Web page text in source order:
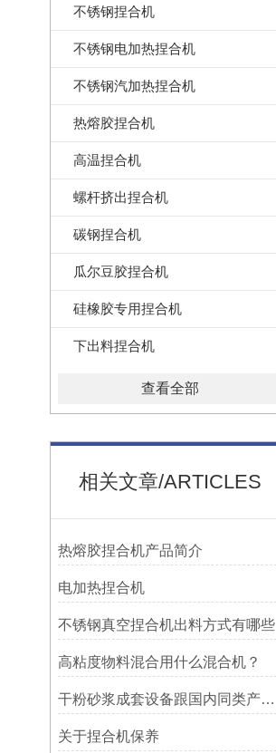
不锈钢捏合机
不锈钢电加热捏合机
不锈钢汽加热捏合机
热熔胶捏合机
高温捏合机
螺杆挤出捏合机
碳钢捏合机
瓜尔豆胶捏合机
硅橡胶专用捏合机
下出料捏合机
查看全部
相关文章/ARTICLES
热熔胶捏合机产品简介
电加热捏合机
不锈钢真空捏合机出料方式有哪些
高粘度物料混合用什么混合机？
干粉砂浆成套设备跟国内同类产品相比显著的优点
关于捏合机保养